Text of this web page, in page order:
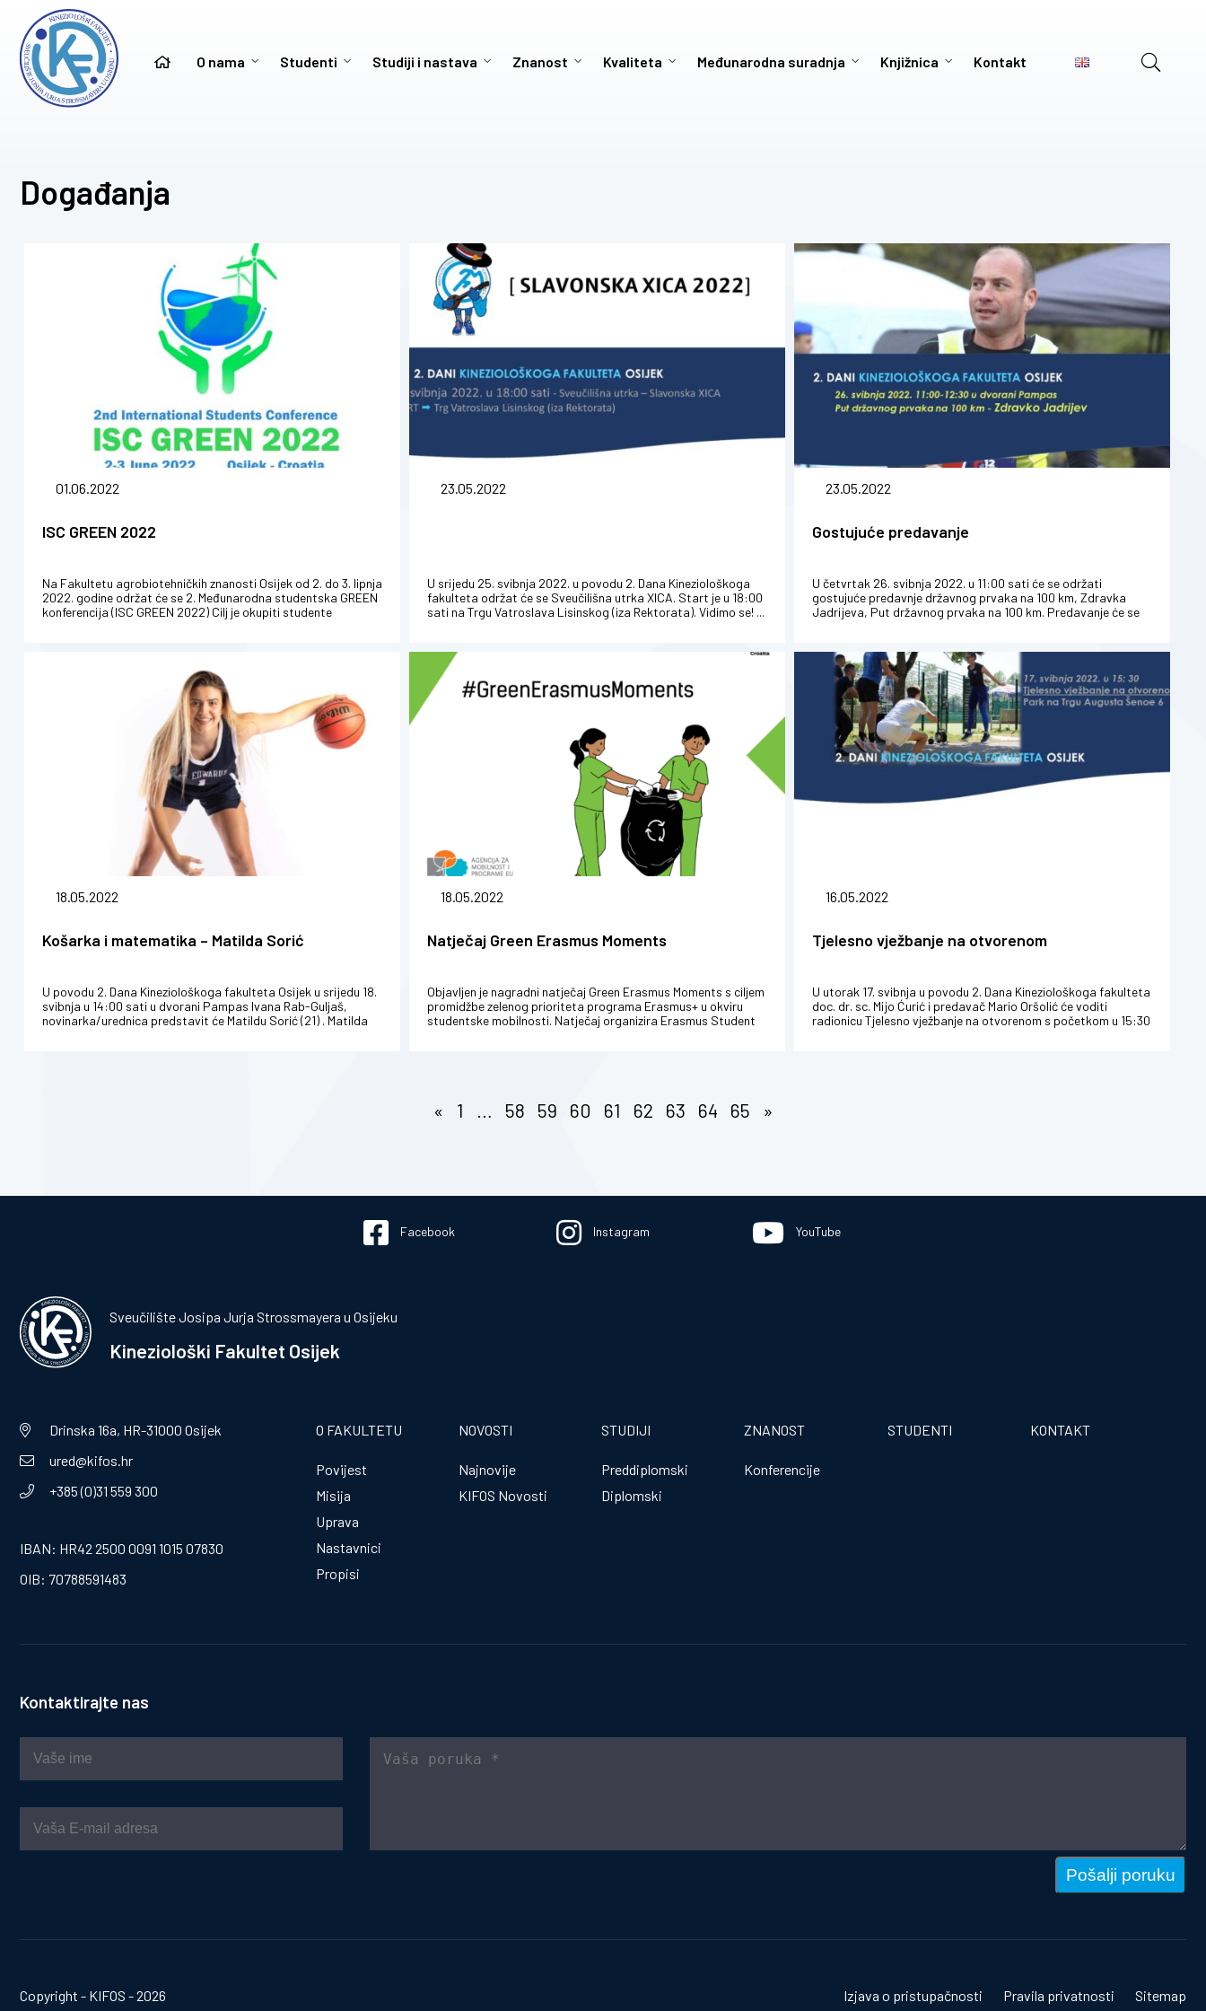
O nama Studenti Studiji i nastava Znanost Kvaliteta Međunarodna suradnja Knjižnica Kontakt
Događanja
01.06.2022
ISC GREEN 2022
Na Fakultetu agrobiotehničkih znanosti Osijek od 2. do 3. lipnja
2022. godine održat će se 2. Međunarodna studentska GREEN
konferencija (ISC GREEN 2022) Cilj je okupiti studente
23.05.2022
U srijedu 25. svibnja 2022. u povodu 2. Dana Kineziološkoga
fakulteta održat će se Sveučilišna utrka XICA. Start je u 18:00
sati na Trgu Vatroslava Lisinskog (iza Rektorata). Vidimo se! ...
23.05.2022
Gostujuće predavanje
U četvrtak 26. svibnja 2022. u 11:00 sati će se održati
gostujuće predavnje državnog prvaka na 100 km, Zdravka
Jadrijeva, Put državnog prvaka na 100 km. Predavanje će se
18.05.2022
Košarka i matematika – Matilda Sorić
U povodu 2. Dana Kineziološkoga fakulteta Osijek u srijedu 18.
svibnja u 14:00 sati u dvorani Pampas Ivana Rab-Guljaš,
novinarka/urednica predstavit će Matildu Sorić (21) . Matilda
18.05.2022
Natječaj Green Erasmus Moments
Objavljen je nagradni natječaj Green Erasmus Moments s ciljem
promidžbe zelenog prioriteta programa Erasmus+ u okviru
studentske mobilnosti. Natječaj organizira Erasmus Student
16.05.2022
Tjelesno vježbanje na otvorenom
U utorak 17. svibnja u povodu 2. Dana Kineziološkoga fakulteta
doc. dr. sc. Mijo Ćurić i predavač Mario Oršolić će voditi
radionicu Tjelesno vježbanje na otvorenom s početkom u 15:30
« 1 58 59 60 61 62 63 64 65 »
Facebook Instagram YouTube
Sveučilište Josipa Jurja Strossmayera u Osijeku
Kineziološki Fakultet Osijek
Drinska 16a, HR-31000 Osijek
ured@kifos.hr
+385 (0)31 559 300
IBAN: HR42 2500 0091 1015 07830
OIB: 70788591483
O FAKULTETU
Povijest
Misija
Uprava
Nastavnici
Propisi
NOVOSTI
Najnovije
KIFOS Novosti
STUDIJI
Preddiplomski
Diplomski
ZNANOST
Konferencije
STUDENTI KONTAKT
Kontaktirajte nas
Pošalji poruku
Copyright - KIFOS - 2026 Izjava o pristupačnosti Pravila privatnosti Sitemap